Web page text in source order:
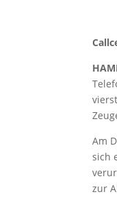
Am
sich
zur